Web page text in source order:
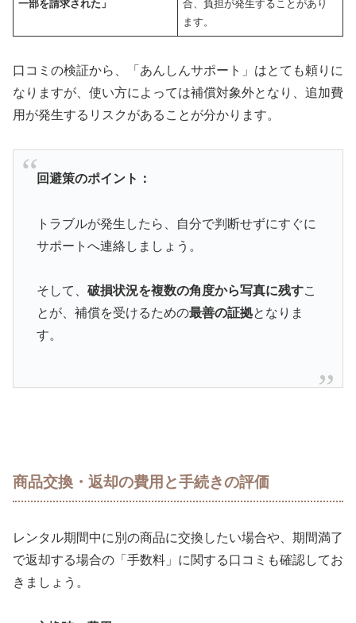
一部を請求された」
合、負担が発生することがあり
ます。
口コミの検証から、「あんしんサポート」はとても頼りに
なりますが、使い方によっては補償対象外となり、追加費
用が発生するリスクがあることが分かります。
回避策のポイント：
トラブルが発生したら、自分で判断せずにすぐに
サポートへ連絡しましょう。
そして、 破損状況を複数の角度から写真に残すこ
とが、補償を受けるための最善の証拠となりま
す。
商品交換・返却の費用と手続きの評価
レンタル期間中に別の商品に交換したい場合や、期間満了
で返却する場合の「手数料」に関する口コミも確認してお
きましょう。